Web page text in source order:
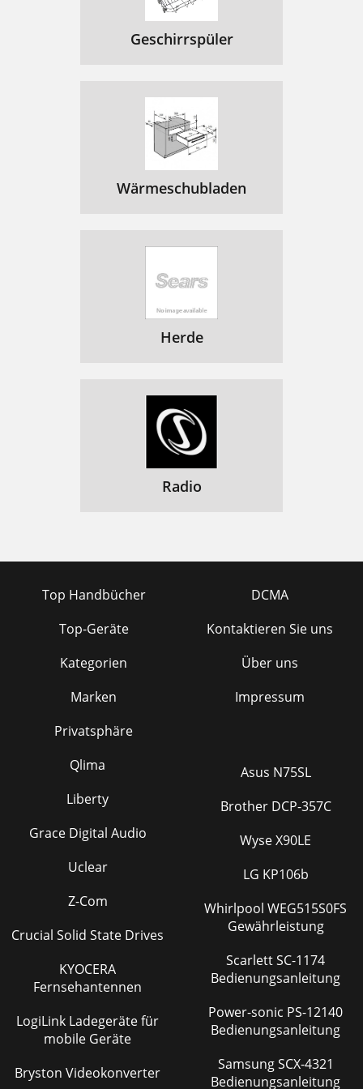
Geschirrspüler
Wärmeschubladen
Herde
Radio
Top Handbücher
Top-Geräte
Kategorien
Marken
Privatsphäre
DCMA
Kontaktieren Sie uns
Über uns
Impressum
Qlima
Liberty
Grace Digital Audio
Uclear
Z-Com
Crucial Solid State Drives
KYOCERA
Fernsehantennen
LogiLink Ladegeräte für
mobile Geräte
Bryston Videokonverter
Asus N75SL
Brother DCP-357C
Wyse X90LE
LG KP106b
Whirlpool WEG515S0FS
Gewährleistung
Scarlett SC-1174
Bedienungsanleitung
Power-sonic PS-12140
Bedienungsanleitung
Samsung SCX-4321
Bedienungsanleitung